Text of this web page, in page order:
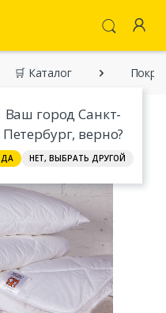
Ваш город Санкт-
Петербург, верно?
ДА НЕТ, ВЫБРАТЬ ДРУГОЙ
🛒 Каталог